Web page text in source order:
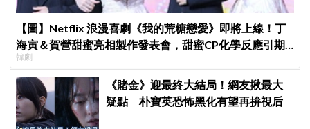
【圖】Netflix 浪漫喜劇《我的荒糖戀愛》即將上線！丁
海寅＆賀營甜蜜亮相製作發表會，甜蜜CP化學反應引期
待
韓劇
《賭金》迎最終大結局！網友揪最大
疑點 朴寶英恐怖黑化有望再拚視后